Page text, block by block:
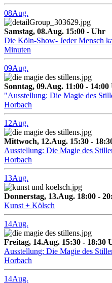
08Aug.
Samstag, 08.Aug. 15:00 - Uhr
Die Köln-Show- Jeder Mensch
Minuten
09Aug.
Sonntag, 09.Aug. 11:00 -
"Ausstellung: Die Magie des
Horbach
12Aug.
Mittwoch, 12.Aug. 15:30 -
Ausstellung: Die Magie des
Horbach
13Aug.
Donnerstag, 13.Aug. 18:00 -
Kunst + Kölsch
14Aug.
Freitag, 14.Aug. 15:30 - 18:30
Ausstellung: Die Magie des
Horbach
14Aug.